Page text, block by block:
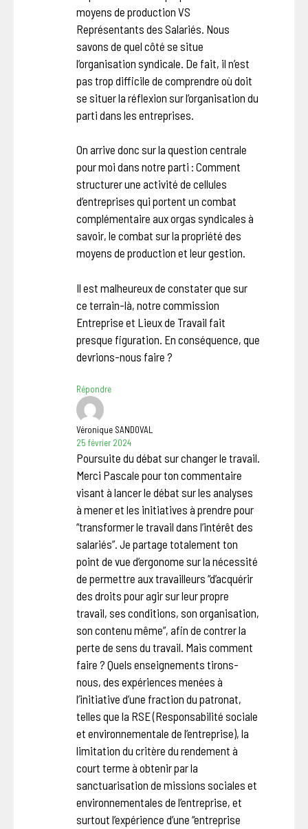
moyens de production VS
Représentants des Salariés. Nous
savons de quel côté se situe
l’organisation syndicale. De fait, il n’est
pas trop difficile de comprendre où doit
se situer la réflexion sur l’organisation du
parti dans les entreprises.
On arrive donc sur la question centrale
pour moi dans notre parti : Comment
structurer une activité de cellules
d’entreprises qui portent un combat
complémentaire aux orgas syndicales à
savoir, le combat sur la propriété des
moyens de production et leur gestion.
Il est malheureux de constater que sur
ce terrain-là, notre commission
Entreprise et Lieux de Travail fait
presque figuration. En conséquence, que
devrions-nous faire ?
Répondre
Véronique SANDOVAL
25 février 2024
Poursuite du débat sur changer le travail.
Merci Pascale pour ton commentaire
visant à lancer le débat sur les analyses
à mener et les initiatives à prendre pour
“transformer le travail dans l’intérêt des
salariés”. Je partage totalement ton
point de vue d’ergonome sur la nécessité
de permettre aux travailleurs “d’acquérir
des droits pour agir sur leur propre
travail, ses conditions, son organisation,
son contenu même”, afin de contrer la
perte de sens du travail. Mais comment
faire ? Quels enseignements tirons-
nous, des expériences menées à
l’initiative d’une fraction du patronat,
telles que la RSE (Responsabilité sociale
et environnementale de l’entreprise), la
limitation du critère du rendement à
court terme à obtenir par la
sanctuarisation de missions sociales et
environnementales de l’entreprise, et
surtout l’expérience d’une “entreprise